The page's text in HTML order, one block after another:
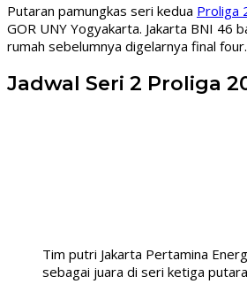
Putaran pamungkas seri kedua Proliga
GOR UNY Yogyakarta. Jakarta BNI 46
rumah sebelumnya digelarnya final four.
Jadwal Seri 2 Proliga
Tim putri Jakarta Pertamina
sebagai juara di seri ketiga